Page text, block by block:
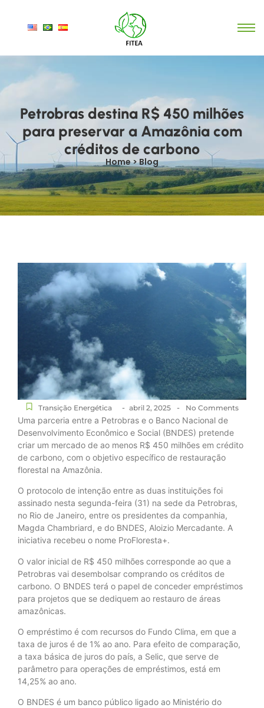
Petrobras destina R$ 450 milhões
para preservar a Amazônia com
créditos de carbono
Home > Blog
Transição Energética - abril 2, 2025 - No Comments
Uma parceria entre a Petrobras e o Banco Nacional de
Desenvolvimento Econômico e Social (BNDES) pretende
criar um mercado de ao menos R$ 450 milhões em crédito
de carbono, com o objetivo específico de restauração
florestal na Amazônia.
O protocolo de intenção entre as duas instituições foi
assinado nesta segunda-feira (31) na sede da Petrobras,
no Rio de Janeiro, entre os presidentes da companhia,
Magda Chambriard, e do BNDES, Aloizio Mercadante. A
iniciativa recebeu o nome ProFloresta+.
O valor inicial de R$ 450 milhões corresponde ao que a
Petrobras vai desembolsar comprando os créditos de
carbono. O BNDES terá o papel de conceder empréstimos
para projetos que se dediquem ao restauro de áreas
amazônicas.
O empréstimo é com recursos do Fundo Clima, em que a
taxa de juros é de 1% ao ano. Para efeito de comparação,
a taxa básica de juros do país, a Selic, que serve de
parâmetro para operações de empréstimos, está em
14,25% ao ano.
O BNDES é um banco público ligado ao Ministério do